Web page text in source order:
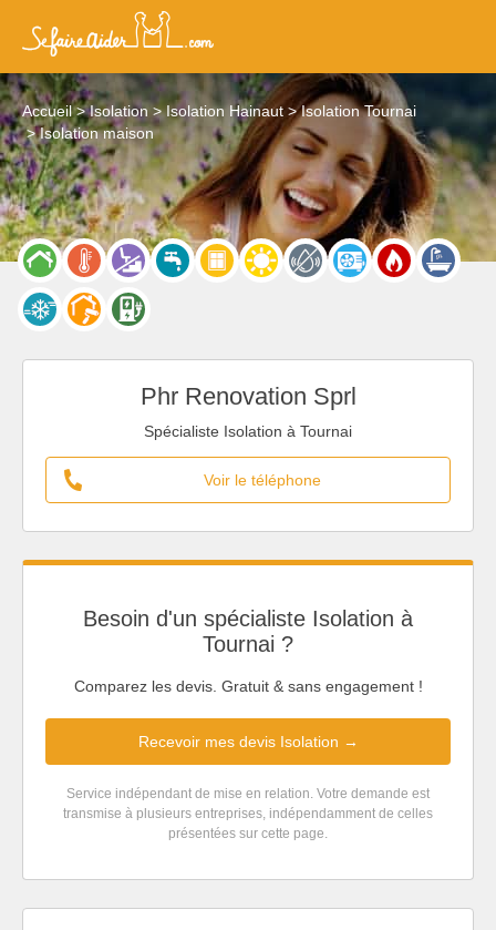
Accueil Isolation Isolation Hainaut
Isolation Tournai
Isolation maison
Phr Renovation Sprl
Spécialiste Isolation à Tournai
Voir le téléphone
Besoin d'un spécialiste Isolation à
Tournai ?
Comparez les devis. Gratuit & sans engagement !
Recevoir mes devis Isolation →
Service indépendant de mise en relation. Votre demande est
transmise à plusieurs entreprises, indépendamment de celles
présentées sur cette page.